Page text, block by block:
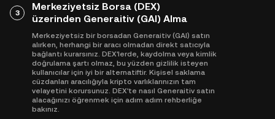
3
Merkeziyetsiz Borsa (DEX)
üzerinden Generaitiv (GAI) Alma
Merkeziyetsiz bir borsadan Generaitiv (GAI) satın
alırken, herhangi bir aracı olmadan direkt satıcıyla
bağlantı kurarsınız. DEX'lerde, kaydolma veya kimlik
doğrulama şartı olmaz, bu yüzden gizlilik isteyen
kullanıcılar için iyi bir alternatiftir. Kişisel saklama
cüzdanları aracılığıyla kripto varlıklarınızın tam
velayetini korursunuz. DEX'te nasıl Generaitiv satın
alacağınızı öğrenmek için adım adım rehberliğe
bakınız.